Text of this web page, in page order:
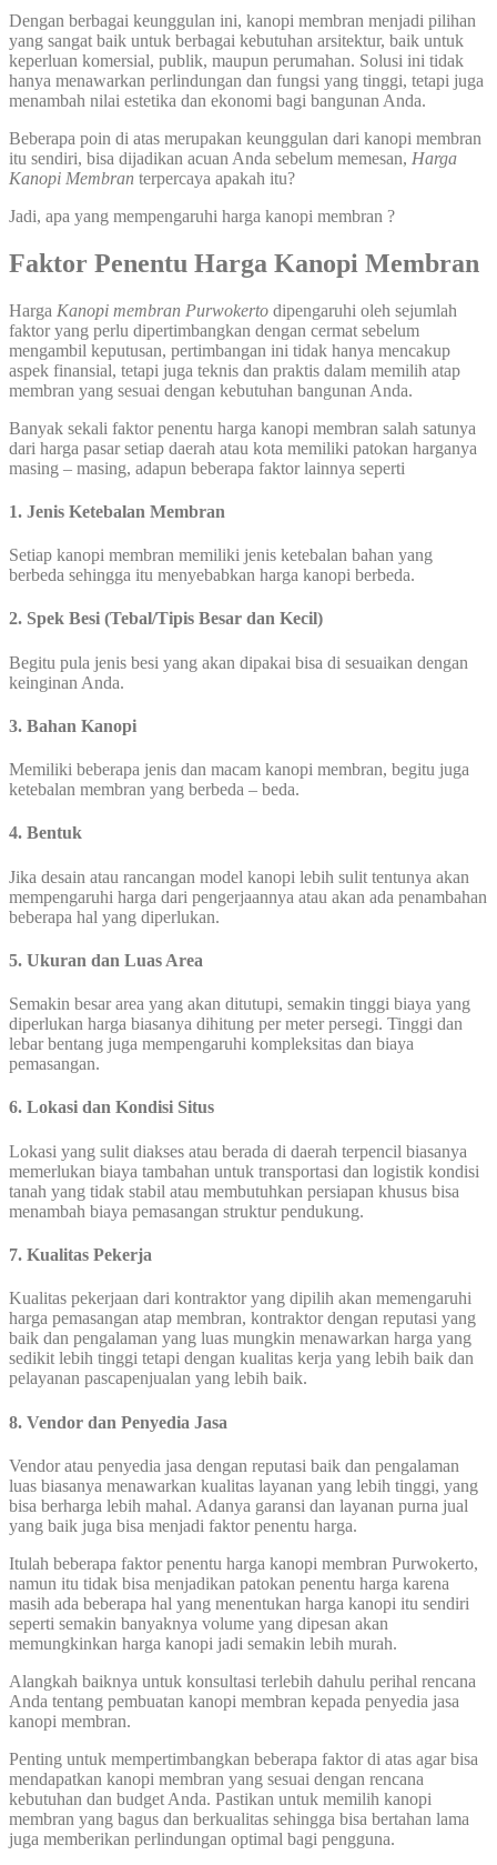
Dengan berbagai keunggulan ini, kanopi membran menjadi pilihan
yang sangat baik untuk berbagai kebutuhan arsitektur, baik untuk
keperluan komersial, publik, maupun perumahan. Solusi ini tidak
hanya menawarkan perlindungan dan fungsi yang tinggi, tetapi juga
menambah nilai estetika dan ekonomi bagi bangunan Anda.
Beberapa poin di atas merupakan keunggulan dari kanopi membran
itu sendiri, bisa dijadikan acuan Anda sebelum memesan, Harga
Kanopi Membran terpercaya apakah itu?
Jadi, apa yang mempengaruhi harga kanopi membran ?
Faktor Penentu Harga Kanopi Membran
Harga Kanopi membran Purwokerto dipengaruhi oleh sejumlah
faktor yang perlu dipertimbangkan dengan cermat sebelum
mengambil keputusan, pertimbangan ini tidak hanya mencakup
aspek finansial, tetapi juga teknis dan praktis dalam memilih atap
membran yang sesuai dengan kebutuhan bangunan Anda.
Banyak sekali faktor penentu harga kanopi membran salah satunya
dari harga pasar setiap daerah atau kota memiliki patokan harganya
masing – masing, adapun beberapa faktor lainnya seperti
1. Jenis Ketebalan Membran
Setiap kanopi membran memiliki jenis ketebalan bahan yang
berbeda sehingga itu menyebabkan harga kanopi berbeda.
2. Spek Besi (Tebal/Tipis Besar dan Kecil)
Begitu pula jenis besi yang akan dipakai bisa di sesuaikan dengan
keinginan Anda.
3. Bahan Kanopi
Memiliki beberapa jenis dan macam kanopi membran, begitu juga
ketebalan membran yang berbeda – beda.
4. Bentuk
Jika desain atau rancangan model kanopi lebih sulit tentunya akan
mempengaruhi harga dari pengerjaannya atau akan ada penambahan
beberapa hal yang diperlukan.
5. Ukuran dan Luas Area
Semakin besar area yang akan ditutupi, semakin tinggi biaya yang
diperlukan harga biasanya dihitung per meter persegi. Tinggi dan
lebar bentang juga mempengaruhi kompleksitas dan biaya
pemasangan.
6. Lokasi dan Kondisi Situs
Lokasi yang sulit diakses atau berada di daerah terpencil biasanya
memerlukan biaya tambahan untuk transportasi dan logistik kondisi
tanah yang tidak stabil atau membutuhkan persiapan khusus bisa
menambah biaya pemasangan struktur pendukung.
7. Kualitas Pekerja
Kualitas pekerjaan dari kontraktor yang dipilih akan memengaruhi
harga pemasangan atap membran, kontraktor dengan reputasi yang
baik dan pengalaman yang luas mungkin menawarkan harga yang
sedikit lebih tinggi tetapi dengan kualitas kerja yang lebih baik dan
pelayanan pascapenjualan yang lebih baik.
8. Vendor dan Penyedia Jasa
Vendor atau penyedia jasa dengan reputasi baik dan pengalaman
luas biasanya menawarkan kualitas layanan yang lebih tinggi, yang
bisa berharga lebih mahal. Adanya garansi dan layanan purna jual
yang baik juga bisa menjadi faktor penentu harga.
Itulah beberapa faktor penentu harga kanopi membran Purwokerto,
namun itu tidak bisa menjadikan patokan penentu harga karena
masih ada beberapa hal yang menentukan harga kanopi itu sendiri
seperti semakin banyaknya volume yang dipesan akan
memungkinkan harga kanopi jadi semakin lebih murah.
Alangkah baiknya untuk konsultasi terlebih dahulu perihal rencana
Anda tentang pembuatan kanopi membran kepada penyedia jasa
kanopi membran.
Penting untuk mempertimbangkan beberapa faktor di atas agar bisa
mendapatkan kanopi membran yang sesuai dengan rencana
kebutuhan dan budget Anda. Pastikan untuk memilih kanopi
membran yang bagus dan berkualitas sehingga bisa bertahan lama
juga memberikan perlindungan optimal bagi pengguna.